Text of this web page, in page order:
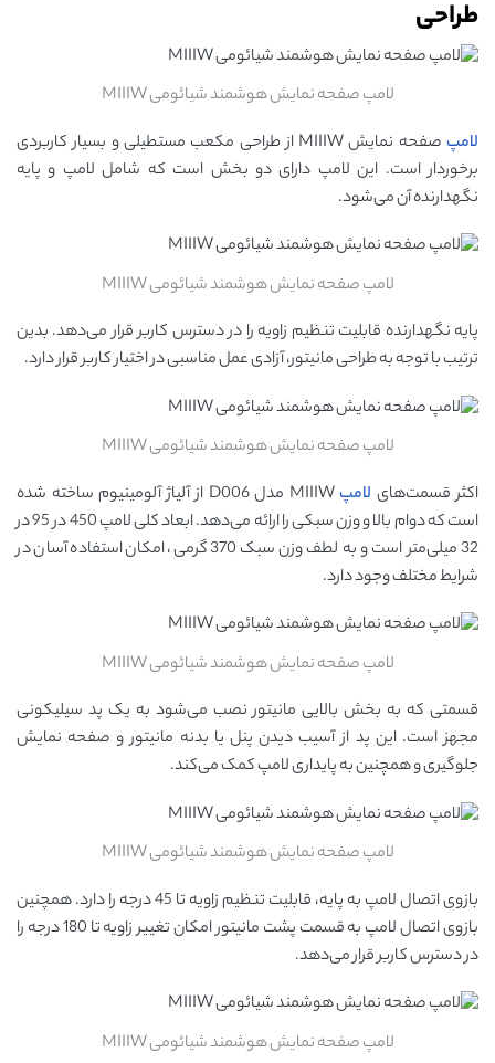
طراحی
لامپ صفحه نمایش هوشمند شیائومی MIIIW
لامپ
صفحه نمایش MIIIW از طراحی مکعب مستطیلی و بسیار کاربردی
برخوردار است. این لامپ دارای دو بخش است که شامل لامپ و پایه
نگهدارنده آن می‌شود.
لامپ صفحه نمایش هوشمند شیائومی MIIIW
پایه نگهدارنده قابلیت تنظیم زاویه را در دسترس کاربر قرار می‌دهد. بدین
ترتیب با توجه به طراحی مانیتور، آزادی عمل مناسبی در اختیار کاربر قرار دارد.
لامپ صفحه نمایش هوشمند شیائومی MIIIW
اکثر قسمت‌های لامپ
MIIIW مدل D006 از آلیاژ آلومینیوم ساخته شده
است که دوام بالا و وزن سبکی را ارائه می‌دهد. ابعاد کلی لامپ 450 در 95 در
32 میلی‌متر است و به لطف وزن سبک 370 گرمی، امکان استفاده آسان در
شرایط مختلف وجود دارد.
لامپ صفحه نمایش هوشمند شیائومی MIIIW
قسمتی که به بخش بالایی مانیتور نصب می‌شود به یک پد سیلیکونی
مجهز است. این پد از آسیب دیدن پنل یا بدنه مانیتور و صفحه نمایش
جلوگیری و همچنین به پایداری لامپ کمک می‌کند.
لامپ صفحه نمایش هوشمند شیائومی MIIIW
بازوی اتصال لامپ به پایه، قابلیت تنظیم زاویه تا 45 درجه را دارد. همچنین
بازوی اتصال لامپ به قسمت پشت مانیتور امکان تغییر زاویه تا 180 درجه را
در دسترس کاربر قرار می‌دهد.
لامپ صفحه نمایش هوشمند شیائومی MIIIW